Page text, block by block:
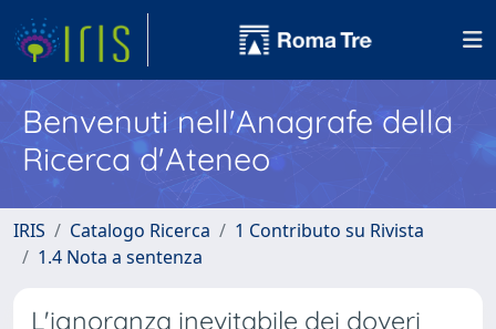
Benvenuti nell'Anagrafe della
Ricerca d'Ateneo
IRIS Catalogo Ricerca
1 Contributo su Rivista
1.4 Nota a sentenza
L'ignoranza inevitabile dei doveri